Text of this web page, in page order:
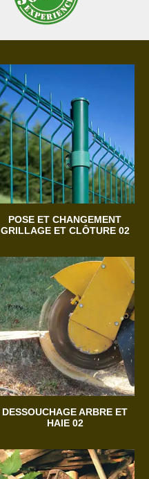
POSE ET CHANGEMENT
GRILLAGE ET CLÔTURE 02
DESSOUCHAGE ARBRE ET
HAIE 02